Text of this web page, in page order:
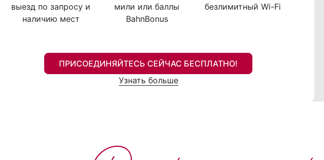
выезд по запросу и
наличию мест
мили или баллы
BahnBonus
безлимитный Wi-Fi
ПРИСОЕДИНЯЙТЕСЬ СЕЙЧАС БЕСПЛАТНО!
Узнать больше